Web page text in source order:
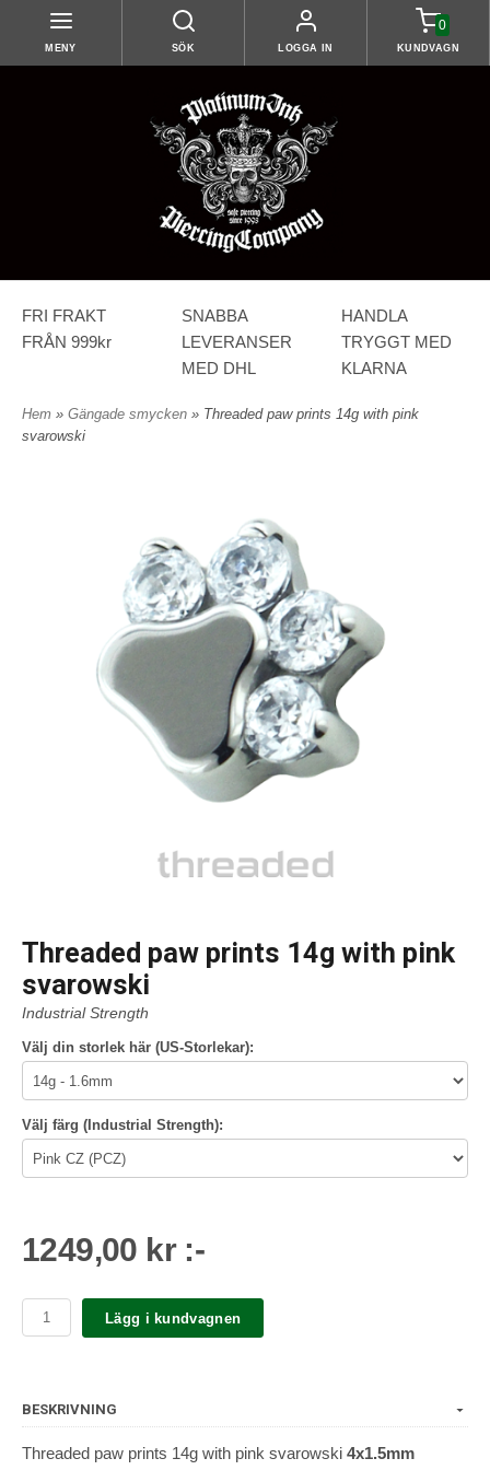
MENY SÖK LOGGA IN
0
KUNDVAGN
FRI FRAKT
FRÅN 999kr
SNABBA
LEVERANSER
MED DHL
HANDLA
TRYGGT MED
KLARNA
Hem » Gängade smycken » Threaded paw prints 14g with pink
svarowski
Threaded paw prints 14g with pink
svarowski
Industrial Strength
Välj din storlek här (US-Storlekar):
Välj färg (Industrial Strength):
1249,00 kr :-
Lägg i kundvagnen
BESKRIVNING
Threaded paw prints 14g with pink svarowski 4x1.5mm